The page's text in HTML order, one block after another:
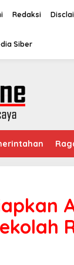
Redaksi
Siber